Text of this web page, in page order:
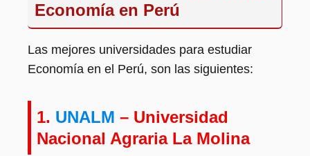
Economía en Perú
Las mejores universidades para estudiar
Economía en el Perú, son las siguientes:
1. UNALM – Universidad
Nacional Agraria La Molina